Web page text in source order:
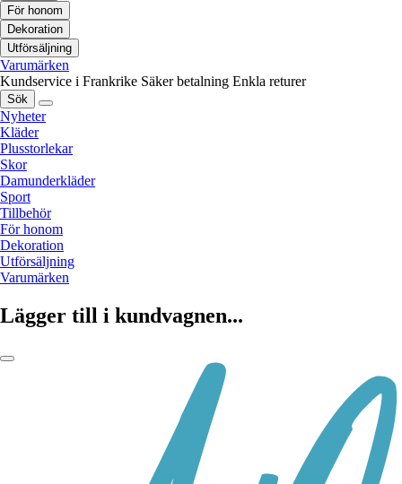
För honom
Dekoration
Utförsäljning
Varumärken
Kundservice i Frankrike Säker betalning Enkla returer
Sök
Nyheter
Kläder
Plusstorlekar
Skor
Damunderkläder
Sport
Tillbehör
För honom
Dekoration
Utförsäljning
Varumärken
Lägger till i kundvagnen...